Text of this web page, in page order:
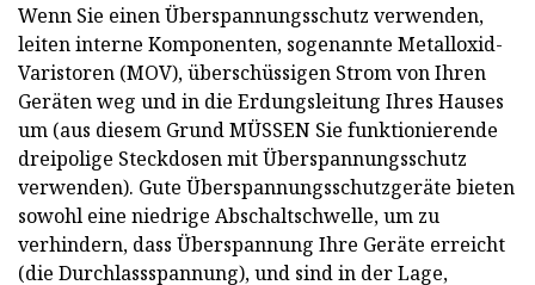
Wenn Sie einen Überspannungsschutz verwenden,
leiten interne Komponenten, sogenannte Metalloxid-
Varistoren (MOV), überschüssigen Strom von Ihren
Geräten weg und in die Erdungsleitung Ihres Hauses
um (aus diesem Grund MÜSSEN Sie funktionierende
dreipolige Steckdosen mit Überspannungsschutz
verwenden). Gute Überspannungsschutzgeräte bieten
sowohl eine niedrige Abschaltschwelle, um zu
verhindern, dass Überspannung Ihre Geräte erreicht
(die Durchlassspannung), und sind in der Lage,